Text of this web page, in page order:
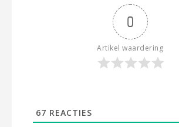
0
Artikel waardering
67 REACTIES